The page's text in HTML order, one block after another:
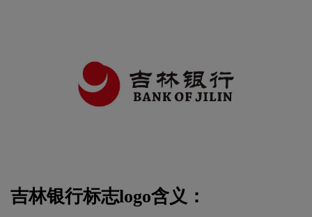
吉林银行标志logo含义：